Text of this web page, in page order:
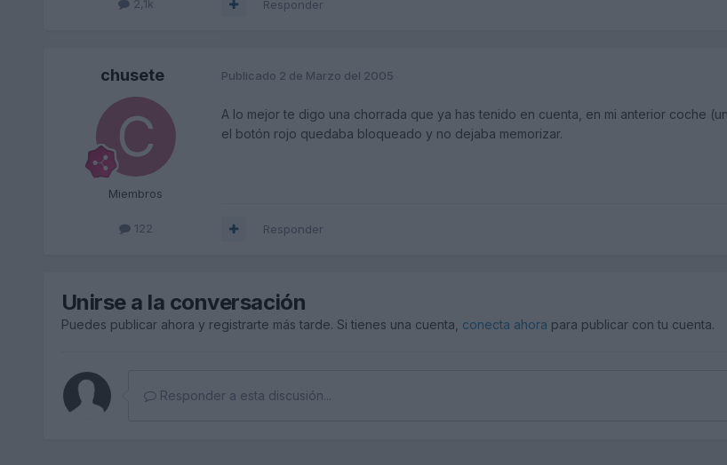
2,1k Responder
chusete
Miembros
122
Publicado 2 de Marzo del 2005
A lo mejor te digo una chorrada que ya has tenido en cuenta, en mi anterior coche
el botón rojo quedaba bloqueado y no dejaba memorizar.
Responder
Unirse a la conversación
Puedes publicar ahora y registrarte más tarde. Si tienes una cuenta, conecta ahora para publicar con tu cuenta.
Responder a esta discusión...